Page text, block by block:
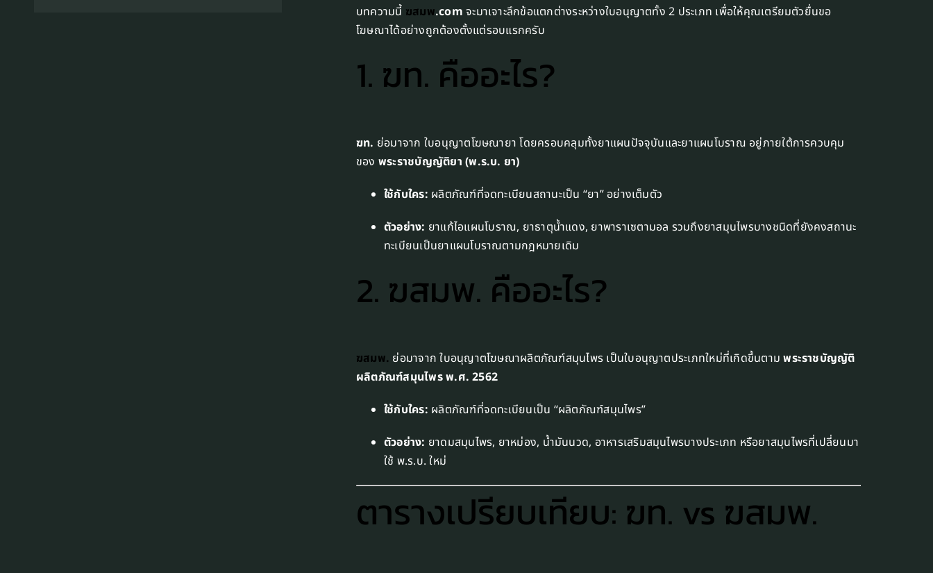
บทความนี้ ฆสมพ.com จะมาเจาะลึกข้อแตกต่างระหว่างใบอนุญาตทั้ง 2 ประเภท เพื่อให้คุณเตรียมตัวยื่นขอ
โฆษณาได้อย่างถูกต้องตั้งแต่รอบแรกครับ
1. ฆท. คืออะไร?
ฆท. ย่อมาจาก ใบอนุญาตโฆษณายา โดยครอบคลุมทั้งยาแผนปัจจุบันและยาแผนโบราณ อยู่ภายใต้การควบคุม
ของ พระราชบัญญัติยา (พ.ร.บ. ยา)
ใช้กับใคร: ผลิตภัณฑ์ที่จดทะเบียนสถานะเป็น “ยา” อย่างเต็มตัว
ตัวอย่าง: ยาแก้ไอแผนโบราณ, ยาธาตุน้ำแดง, ยาพาราเซตามอล รวมถึงยาสมุนไพรบางชนิดที่ยังคงสถานะ
ทะเบียนเป็นยาแผนโบราณตามกฎหมายเดิม
2. ฆสมพ. คืออะไร?
ฆสมพ. ย่อมาจาก ใบอนุญาตโฆษณาผลิตภัณฑ์สมุนไพร เป็นใบอนุญาตประเภทใหม่ที่เกิดขึ้นตามพระราชบัญญัติ
ผลิตภัณฑ์สมุนไพร พ.ศ. 2562
ใช้กับใคร: ผลิตภัณฑ์ที่จดทะเบียนเป็น “ผลิตภัณฑ์สมุนไพร”
ตัวอย่าง: ยาดมสมุนไพร, ยาหม่อง, น้ำมันนวด, อาหารเสริมสมุนไพรบางประเภท หรือยาสมุนไพรที่เปลี่ยนมา
ใช้ พ.ร.บ. ใหม่
ตารางเปรียบเทียบ: ฆท. vs ฆสมพ.